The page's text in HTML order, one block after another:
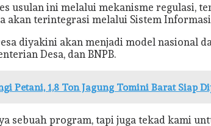
usulan ini melalui mekanisme regulasi,
akan terintegrasi melalui Sistem
diyakini akan menjadi model nasional
Desa, dan BNPB.
Petani, 1,8 Ton Jagung Tomini Barat Siap
sebuah program, tapi juga tekad kami